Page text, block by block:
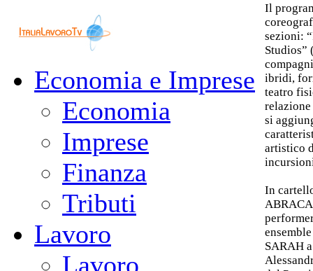
Economia e Imprese
Economia
Imprese
Finanza
Tributi
Lavoro
Lavoro
Il
sezioni:
ibridi,
teatro
si
artistico
In
SARAH